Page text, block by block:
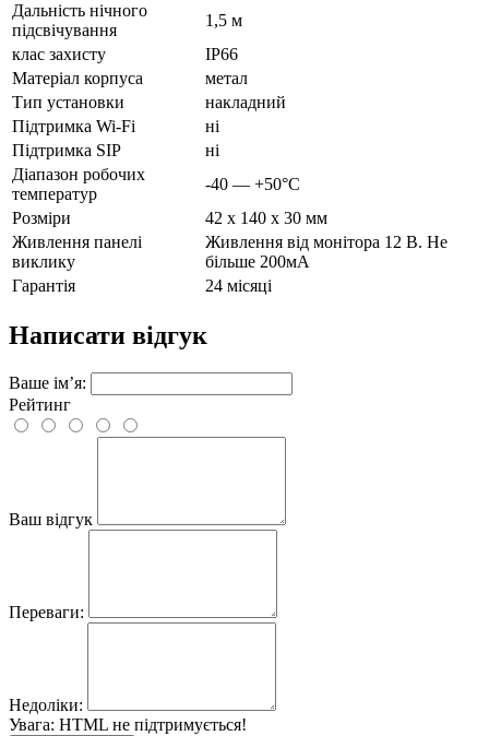
Дальність нічного
підсвічування
1,5 м
клас захисту
IP66
Матеріал корпуса
метал
Тип установки
накладний
Підтримка Wi-Fi
ні
Підтримка SIP
ні
Діапазон робочих
температур
-40 — +50°С
Розміри
42 x 140 x 30 мм
Живлення панелі
виклику
Живлення від монітора 12 В. Не
більше 200мА
Гарантія
24 місяці
Написати відгук
Ваше ім’я:
Рейтинг
Ваш відгук
Переваги:
Недоліки:
Увага: HTML не підтримується!